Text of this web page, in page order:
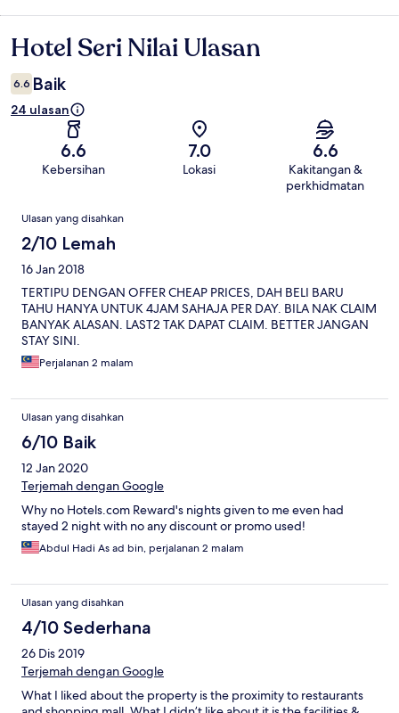
Ulasan
Hotel Seri Nilai Ulasan
6.6 Baik
24 ulasan
6.6
Kebersihan
7.0
Lokasi
6.6
Kakitangan &
perkhidmatan
Ulasan
Ulasan yang disahkan
2/10 Lemah
16 Jan 2018
TERTIPU DENGAN OFFER CHEAP PRICES, DAH BELI BARU
TAHU HANYA UNTUK 4JAM SAHAJA PER DAY. BILA NAK CLAIM
BANYAK ALASAN. LAST2 TAK DAPAT CLAIM. BETTER JANGAN
STAY SINI.
Perjalanan 2 malam
Ulasan yang disahkan
6/10 Baik
12 Jan 2020
Terjemah dengan Google
Why no Hotels.com Reward's nights given to me even had
stayed 2 night with no any discount or promo used!
Abdul Hadi As ad bin, perjalanan 2 malam
Ulasan yang disahkan
4/10 Sederhana
26 Dis 2019
Terjemah dengan Google
What I liked about the property is the proximity to restaurants